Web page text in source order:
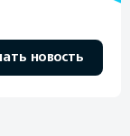
новость